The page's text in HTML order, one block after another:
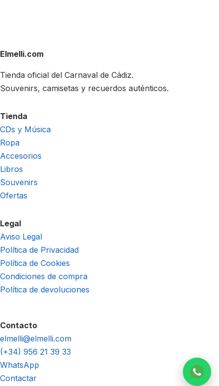
Elmelli.com
Tienda oficial del Carnaval de Cádiz.
Souvenirs, camisetas y recuerdos auténticos.
Tienda
CDs y Música
Ropa
Accesorios
Libros
Souvenirs
Ofertas
Legal
Aviso Legal
Política de Privacidad
Política de Cookies
Condiciones de compra
Política de devoluciones
Contacto
elmelli@elmelli.com
(+34) 956 21 39 33
WhatsApp
Contactar